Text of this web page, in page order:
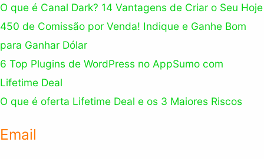
O que é Canal Dark? 14 Vantagens de Criar o Seu Hoje
450 de Comissão por Venda! Indique e Ganhe Bom
para Ganhar Dólar
6 Top Plugins de WordPress no AppSumo com
Lifetime Deal
O que é oferta Lifetime Deal e os 3 Maiores Riscos
Email